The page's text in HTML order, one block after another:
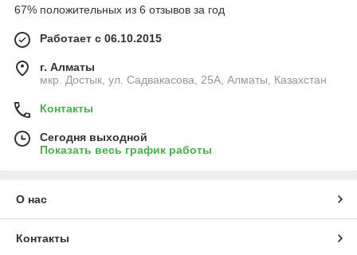
67% положительных из 6 отзывов за год
Работает с 06.10.2015
г. Алматы
мкр. Достык, ул. Садвакасова, 25А, Алматы, Казахстан
Контакты
Сегодня выходной
Показать весь график работы
О нас
Контакты